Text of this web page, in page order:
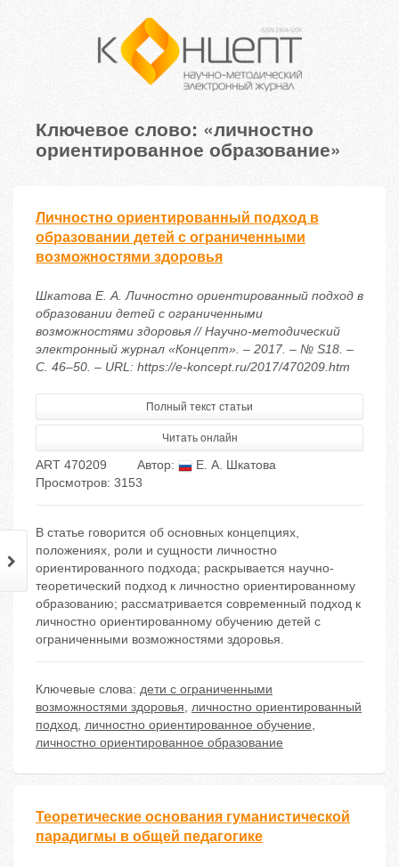
Ключевое слово: «личностно
ориентированное образование»
Личностно ориентированный подход в
образовании детей с ограниченными
возможностями здоровья
Шкатова Е. А. Личностно ориентированный подход в
образовании детей с ограниченными
возможностями здоровья // Научно-методический
электронный журнал «Концепт». – 2017. – № S18. –
С. 46–50. – URL: https://e-koncept.ru/2017/470209.htm
Полный текст статьи
Читать онлайн
ART 470209 Автор:
Е. А. Шкатова
Просмотров: 3153
В статье говорится об основных концепциях,
положениях, роли и сущности личностно
ориентированного подхода; раскрывается научно-
теоретический подход к личностно ориентированному
образованию; рассматривается современный подход к
личностно ориентированному обучению детей с
ограниченными возможностями здоровья.
Ключевые слова: дети с ограниченными
возможностями здоровья, личностно ориентированный
подход, личностно ориентированное обучение,
личностно ориентированное образование
Теоретические основания гуманистической
парадигмы в общей педагогике